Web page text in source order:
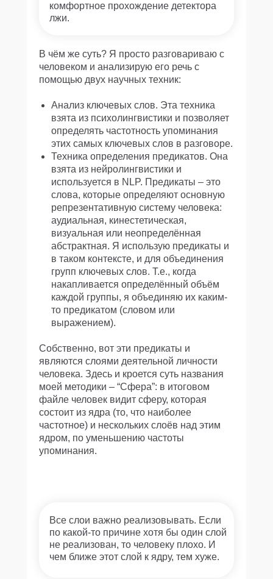
комфортное прохождение детектора
лжи.
В чём же суть? Я просто разговариваю с
человеком и анализирую его речь с
помощью двух научных техник:
Анализ ключевых слов. Эта техника
взята из психолингвистики и позволяет
определять частотность упоминания
этих самых ключевых слов в разговоре.
Техника определения предикатов. Она
взята из нейролингвистики и
используется в NLP. Предикаты – это
слова, которые определяют основную
репрезентативную систему человека:
аудиальная, кинестетическая,
визуальная или неопределённая
абстрактная. Я использую предикаты и
в таком контексте, и для объединения
групп ключевых слов. Т.е., когда
накапливается определённый объём
каждой группы, я объединяю их каким-
то предикатом (словом или
выражением).
Собственно, вот эти предикаты и
являются слоями деятельной личности
человека. Здесь и кроется суть названия
моей методики – “Сфера”: в итоговом
файле человек видит сферу, которая
состоит из ядра (то, что наиболее
частотное) и нескольких слоёв над этим
ядром, по уменьшению частоты
упоминания.
Все слои важно реализовывать. Если
по какой-то причине хотя бы один слой
не реализован, то человеку плохо. И
чем ближе этот слой к ядру, тем хуже.